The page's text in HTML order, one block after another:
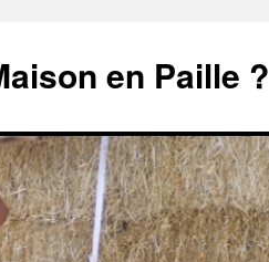
en Paille ?